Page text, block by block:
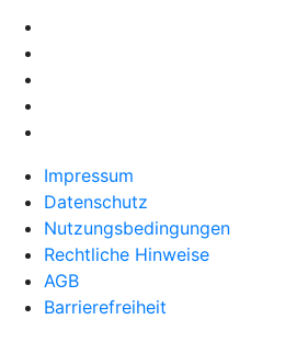
Impressum
Datenschutz
Nutzungsbedingungen
Rechtliche Hinweise
AGB
Barrierefreiheit